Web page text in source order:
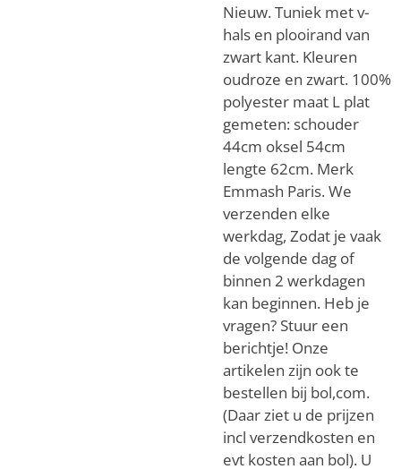
Nieuw. Tuniek met v-
hals en plooirand van
zwart kant. Kleuren
oudroze en zwart. 100%
polyester maat L plat
gemeten: schouder
44cm oksel 54cm
lengte 62cm. Merk
Emmash Paris. We
verzenden elke
werkdag, Zodat je vaak
de volgende dag of
binnen 2 werkdagen
kan beginnen. Heb je
vragen? Stuur een
berichtje! Onze
artikelen zijn ook te
bestellen bij bol,com.
(Daar ziet u de prijzen
incl verzendkosten en
evt kosten aan bol). U